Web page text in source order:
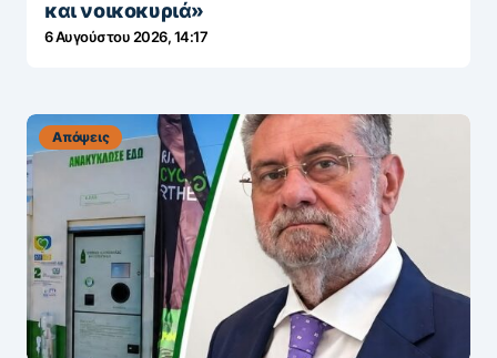
και νοικοκυριά»
6 Αυγούστου 2026, 14:17
Απόψεις